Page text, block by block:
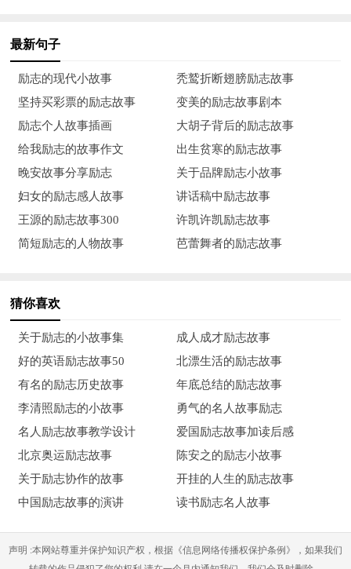
们又怎能想到儿子在这中秋佳节却秉灯独坐，没有月饼，没有佳
肴，没有欢乐，更不敢登楼望月呵！
三个月匆匆过去，寒假来临，为了省钱，我决定平生第一次
在他乡过春节。这期间，我写了一封长信给老师，叙述了我的情
况和愿望。当天下午老师就把我叫到身边说：“你的信我看过
了，有志气！字也写得不错。家里困难，我把你下两年的学费免
了，你好好下劲练功吧……”我知道，我幸运地遇到了一位不但
武功高强，而且武德高尚的好老师。
份自己的力，我感到心中无限欣慰和充实。
“每逢佳节倍思亲”，九五年春节又来临了，我多么想与阔别
的亲人团聚，共度佳节呵！而我的账上已欠老师二百多元。为省
钱为多学武功，我再次接受了河南严寒冰雪的磨砺，江南游子异
客他乡，为了理想，我无怨无悔！
十四五岁的时候，我便对摄影产生了兴趣。九五年六月，经
过认真考虑“论证”，凭着两本书——《摄影入门》和《家庭摄影
小百科》，我大胆地借了一千多元钱买了一台单镜头反光照相
节抓拍精彩武术、散打镜头，三上嵩山少林寺旅游观光……掌握
最新句子
励志的现代小故事
秃鹫折断翅膀励志故事
坚持买彩票的励志故事
变美的励志故事剧本
励志个人故事插画
大胡子背后的励志故事
给我励志的故事作文
出生贫寒的励志故事
晚安故事分享励志
关于品牌励志小故事
妇女的励志感人故事
讲话稿中励志故事
王源的励志故事300
许凯许凯励志故事
简短励志的人物故事
芭蕾舞者的励志故事
猜你喜欢
关于励志的小故事集
成人成才励志故事
好的英语励志故事50
北漂生活的励志故事
有名的励志历史故事
年底总结的励志故事
李清照励志的小故事
勇气的名人故事励志
名人励志故事教学设计
爱国励志故事加读后感
北京奥运励志故事
陈安之的励志小故事
关于励志协作的故事
开挂的人生的励志故事
中国励志故事的演讲
读书励志名人故事
声明 :本网站尊重并保护知识产权，根据《信息网络传播权保护条例》，如果我们